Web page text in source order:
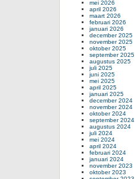
mei 2026
april 2026
maart 2026
februari 2026
januari 2026
december 2025
november 2025
oktober 2025
september 2025
augustus 2025
juli 2025
juni 2025
mei 2025
april 2025
januari 2025
december 2024
november 2024
oktober 2024
september 2024
augustus 2024
juli 2024
mei 2024
april 2024
februari 2024
januari 2024
november 2023
oktober 2023